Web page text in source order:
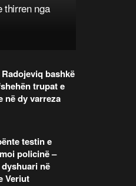
thirren nga
bashkë
trupat e
në dy varreza
testin e
policinë –
në
Veriut